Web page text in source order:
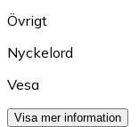
Övrigt
Nyckelord
Vesa
Visa mer information